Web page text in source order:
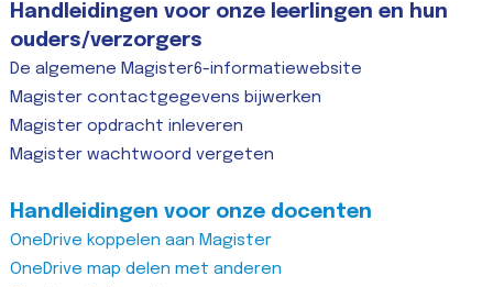
Handleidingen voor onze leerlingen en hun
ouders/verzorgers
De algemene Magister6-informatiewebsite
Magister contactgegevens bijwerken
Magister opdracht inleveren
Magister wachtwoord vergeten
Handleidingen voor onze docenten
OneDrive koppelen aan Magister
OneDrive map delen met anderen